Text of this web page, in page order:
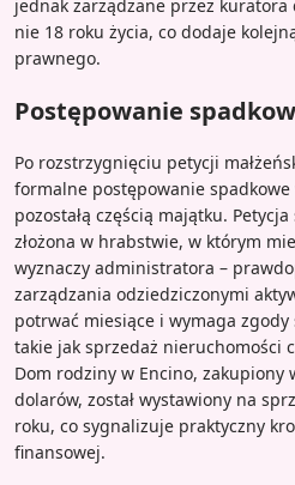
jednak zarządzane przez
nie 18 roku życia, co dodaje
prawnego.
Postępowanie
Po rozstrzygnięciu petycji
formalne postępowanie
pozostałą częścią majątku.
złożona w hrabstwie, w którym
wyznaczy administratora –
zarządzania odziedziczonymi
potrwać miesiące i wymaga
takie jak sprzedaż nieruchomości
Dom rodziny w Encino, zakupiony
dolarów, został wystawiony na
roku, co sygnalizuje praktyczny
finansowej.